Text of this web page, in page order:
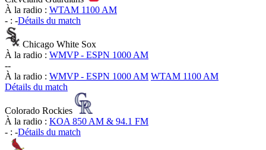
À la radio : WTAM 1100 AM
- : -Détails du match
Chicago White Sox
À la radio : WMVP - ESPN 1000 AM
--
À la radio : WMVP - ESPN 1000 AM WTAM 1100 AM
Détails du match
Colorado Rockies
À la radio : KOA 850 AM & 94.1 FM
- : -Détails du match